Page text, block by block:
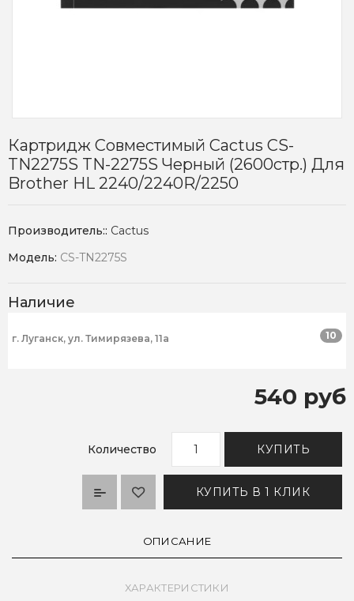
Картридж Совместимый Cactus CS-
TN2275S TN-2275S Черный (2600стр.) Для
Brother HL 2240/2240R/2250
Производитель:: Cactus
Модель: CS-TN2275S
Наличие
г. Луганск, ул. Тимирязева, 11а 10
540 руб
Количество КУПИТЬ
КУПИТЬ В 1 КЛИК
ОПИСАНИЕ
ХАРАКТЕРИСТИКИ